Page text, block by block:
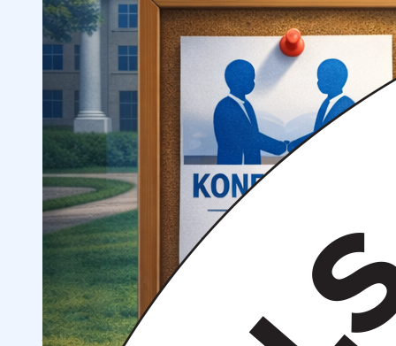
OTM tuzilmasi
Institut prezidenti murojaatiImpuls Tibbiyot Instituti
TarixiMissiya va kelajakdagi maqsad
kengashiAkkreditatsiya va litsenziyalar
hujjatlar
Talabalar uchun ma’lumotlar
Talabalar uchun grantlar va imtiyozlar
Talabalar
jamiyati (Student union)
Tayyorlov kurslari
Xorijiy abituriyentlar uchun Savol-javob (FAQ)